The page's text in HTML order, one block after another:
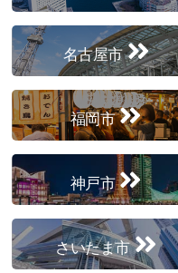
名古屋市
福岡市
神戸市
さいたま市